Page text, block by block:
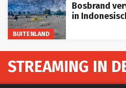
BUITENLAND
Bosbrand
in
STREAMING IN